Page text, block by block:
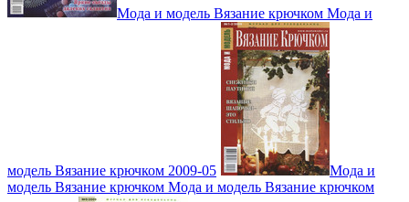
Мода и модель Вязание крючком Мода и
модель Вязание крючком 2009-05
Мода и
модель Вязание крючком Мода и модель Вязание крючком